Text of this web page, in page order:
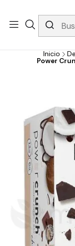
Whatsapp
gratis apartir de
Inicio
Power